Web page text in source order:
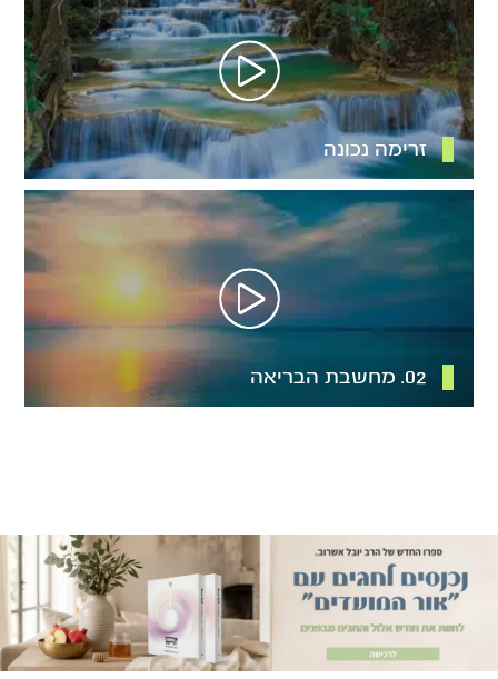
זרימה נכונה
02. מחשבת הבריאה